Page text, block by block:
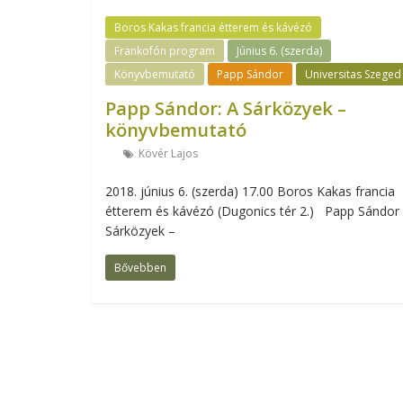
Boros Kakas francia étterem és kávézó
Frankofón program
Június 6. (szerda)
Könyvbemutató
Papp Sándor Universitas Szeged
Papp Sándor: A Sárközyek –
könyvbemutató
Kövér Lajos
2018. június 6. (szerda) 17.00 Boros Kakas francia
étterem és kávézó (Dugonics tér 2.) Papp Sándor
Sárközyek –
Bővebben